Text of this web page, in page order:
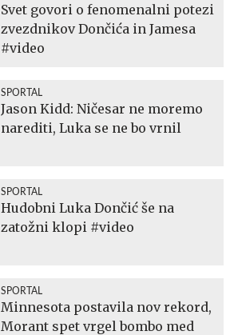
Svet govori o fenomenalni potezi
zvezdnikov Dončića in Jamesa
#video
SPORTAL
Jason Kidd: Ničesar ne moremo
narediti, Luka se ne bo vrnil
SPORTAL
Hudobni Luka Dončić še na
zatožni klopi #video
SPORTAL
Minnesota postavila nov rekord,
Morant spet vrgel bombo med